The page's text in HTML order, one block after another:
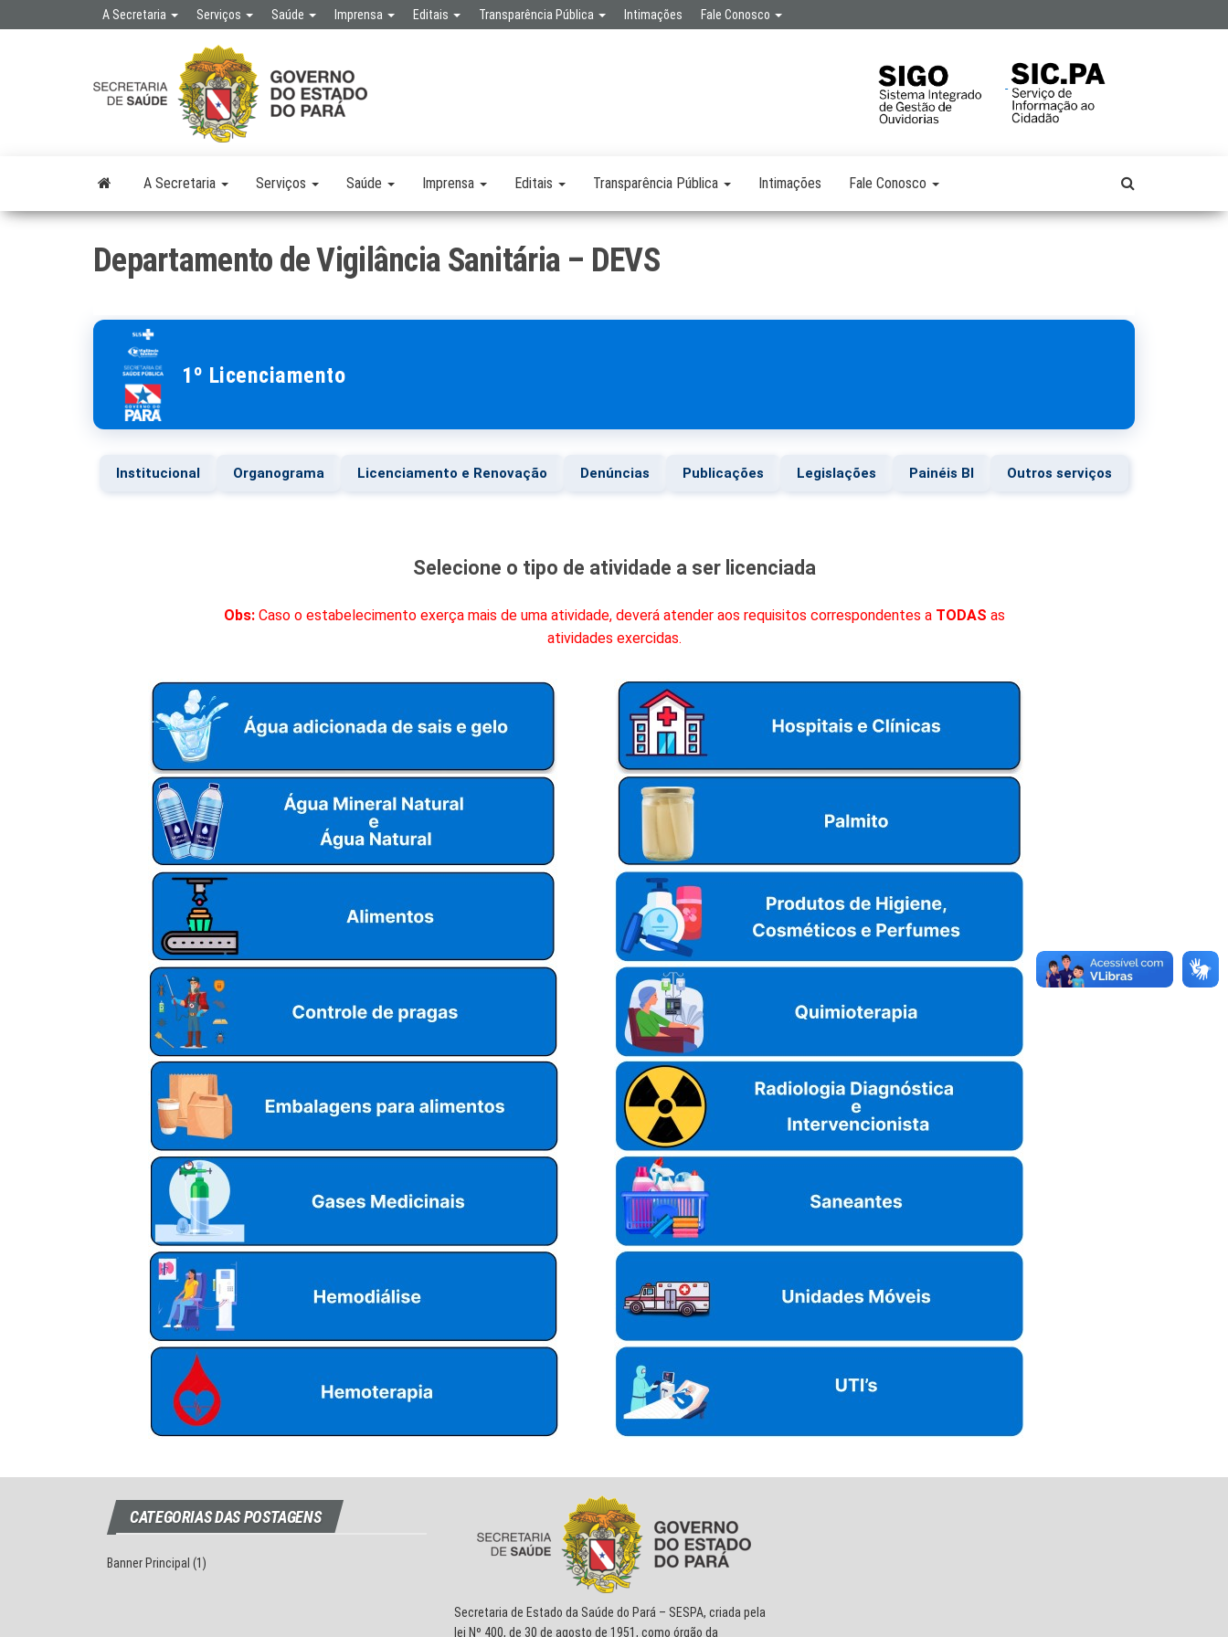
to
A Secretaria Serviços Saúde Imprensa Editais Transparência Pública Intimações Fale Conosco
A Secretaria Serviços Saúde Imprensa Editais Transparência Pública Intimações Fale Conosco
Departamento de Vigilância Sanitária – DEVS
1º Licenciamento
Institucional Organograma Licenciamento e Renovação Denúncias Publicações Legislações Painéis BI Outros serviços
Selecione o tipo de atividade a ser licenciada
Obs:Caso o estabelecimento exerça mais de uma atividade, deverá atender aos requisitos correspondentes a TODAS as
atividades exercidas.
CATEGORIAS DAS POSTAGENS
Banner Principal (1)
Secretaria de Estado da Saúde do Pará – SESPA, criada pela
lei Nº 400, de 30 de agosto de 1951, como órgão da